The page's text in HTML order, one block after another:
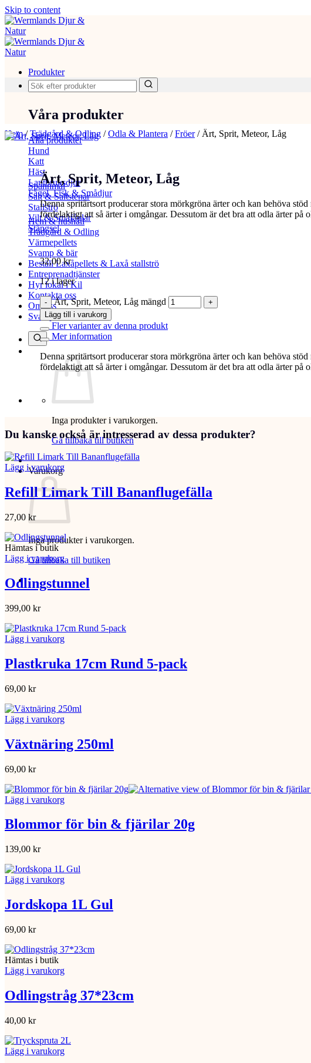
Skip to content
Produkter
Våra produkter
Alla produkter
Hund
Katt
Häst
Lantbruksdjur
Fågel, Fisk & Smådjur
Spannmål
Salt & Saltstenar
Stallströ
Vilt & Småfåglar
Stängsel
Hem & hushåll
Trädgård & Odling
Värmepellets
Svamp & bär
Beställ Laxåpellets & Laxå stallströ
Entreprenadtjänster
Hyr lokal i Kil
Kontakta oss
Om oss
Svamp & Bär
Inga produkter i varukorgen.
Gå tillbaka till butiken
Varukorg
Inga produkter i varukorgen.
Gå tillbaka till butiken
Hem/Trädgård & Odling /Odla & Plantera /Fröer/ Ärt, Sprit, Meteor, Låg
Ärt, Sprit, Meteor, Låg
Denna spritärtsort producerar stora mörkgröna ärter och kan behöva
fördelaktigt att så ärter i omgångar. Dessutom är det bra att odla ärter
32,00kr
12 i lager
Ärt, Sprit, Meteor, Låg mängd
Lägg till i varukorg
Fler varianter av denna produkt
Mer information
Denna spritärtsort producerar stora mörkgröna ärter och kan behöva
fördelaktigt att så ärter i omgångar. Dessutom är det bra att odla ärter
Du kanske också är intresserad av dessa produkter?
Lägg i varukorg
Refill Limark Till Bananflugefälla
27,00 kr
Hämtas i butik
Lägg i varukorg
Odlingstunnel
399,00 kr
Lägg i varukorg
Plastkruka 17cm Rund 5-pack
69,00 kr
Lägg i varukorg
Växtnäring 250ml
69,00 kr
Lägg i varukorg
Blommor för bin & fjärilar 20g
139,00 kr
Lägg i varukorg
Jordskopa 1L Gul
69,00 kr
Hämtas i butik
Lägg i varukorg
Odlingstråg 37*23cm
40,00 kr
Lägg i varukorg